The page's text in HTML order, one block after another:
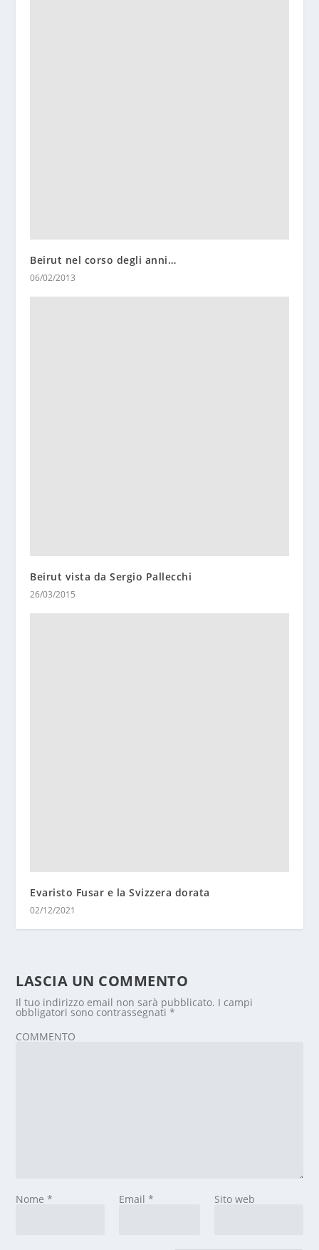
Beirut nel corso degli anni…
06/02/2013
Beirut vista da Sergio Pallecchi
26/03/2015
Evaristo Fusar e la Svizzera dorata
02/12/2021
LASCIA UN COMMENTO
Il tuo indirizzo email non sarà pubblicato. I campi
obbligatori sono contrassegnati*
COMMENTO
Nome* Email * Sito web